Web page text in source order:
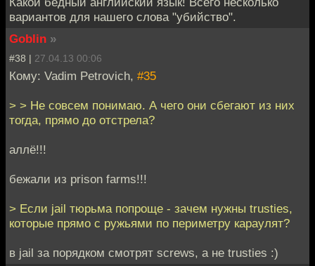
вариантов для нашего слова "убийство".
Goblin »
#38 | 27.04.13 00:06
Кому: Vadim Petrovich, #35
> > Не совсем понимаю. А чего они сбегают из них
тогда, прямо до отстрела?
аллё!!!
бежали из prison farms!!!
> Если jail тюрьма попроще - зачем нужны trusties,
которые прямо с ружьями по периметру караулят?
в jail за порядком смотрят screws, а не trusties :)